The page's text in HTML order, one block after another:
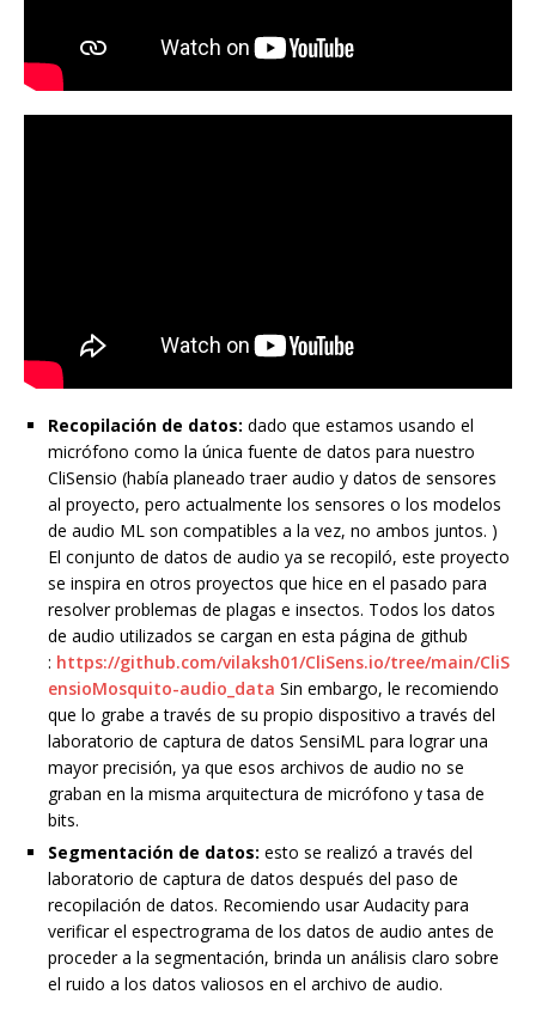
Recopilación de datos: dado que estamos usando el
micrófono como la única fuente de datos para nuestro
CliSensio (había planeado traer audio y datos de sensores
al proyecto, pero actualmente los sensores o los modelos
de audio ML son compatibles a la vez, no ambos juntos. )
El conjunto de datos de audio ya se recopiló, este proyecto
se inspira en otros proyectos que hice en el pasado para
resolver problemas de plagas e insectos. Todos los datos
de audio utilizados se cargan en esta página de github
: https://github.com/vilaksh01/CliSens.io/tree/main/CliS
ensioMosquito-audio_data Sin embargo, le recomiendo
que lo grabe a través de su propio dispositivo a través del
laboratorio de captura de datos SensiML para lograr una
mayor precisión, ya que esos archivos de audio no se
graban en la misma arquitectura de micrófono y tasa de
bits.
Segmentación de datos: esto se realizó a través del
laboratorio de captura de datos después del paso de
recopilación de datos. Recomiendo usar Audacity para
verificar el espectrograma de los datos de audio antes de
proceder a la segmentación, brinda un análisis claro sobre
el ruido a los datos valiosos en el archivo de audio.